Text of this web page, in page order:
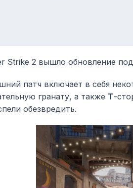
Strike 2 вышло обновление
патч включает в себя
гранату, а также Т-
обезвредить.